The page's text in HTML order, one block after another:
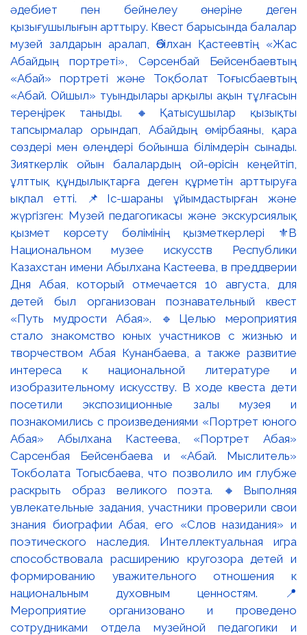
әдебиет пен бейнелеу өнеріне деген
қызығушылығын арттыру. Квест барысында балалар
музей залдарын аралап, Әбілхан Қастеевтің «Жас
Абайдың портреті», Сәрсенбай Бейсенбаевтың
«Абай» портреті және Тоқболат Тоғысбаевтың
«Абай. Ойшыл» туындылары арқылы ақын тұлғасын
тереңірек таныды. 🔸Қатысушылар қызықты
тапсырмалар орындап, Абайдың өмірбаяны, қара
сөздері мен өлеңдері бойынша білімдерін сынады.
Зияткерлік ойын балалардың ой-өрісін кеңейтіп,
ұлттық құндылықтарға деген құрметін арттыруға
ықпал етті. 📌Іс-шараны ұйымдастырған және
жүргізген: Музей педагогикасы және экскурсиялық
қызмет көрсету бөлімінің қызметкерлері ⚜️В
Национальном музее искусств Республики
Казахстан имени Абылхана Кастеева, в преддверии
Дня Абая, который отмечается 10 августа, для
детей был организован познавательный квест
«Путь мудрости Абая». 🔹Целью мероприятия
стало знакомство юных участников с жизнью и
творчеством Абая Кунанбаева, а также развитие
интереса к национальной литературе и
изобразительному искусству. В ходе квеста дети
посетили экспозиционные залы музея и
познакомились с произведениями «Портрет юного
Абая» Абылхана Кастеева, «Портрет Абая»
Сарсенбая Бейсенбаева и «Абай. Мыслитель»
Токболата Тогысбаева, что позволило им глубже
раскрыть образ великого поэта. 🔸Выполняя
увлекательные задания, участники проверили свои
знания биографии Абая, его «Слов назидания» и
поэтического наследия. Интеллектуальная игра
способствовала расширению кругозора детей и
формированию уважительного отношения к
национальным духовным ценностям. 📍
Мероприятие организовано и проведено
сотрудниками отдела музейной педагогики и